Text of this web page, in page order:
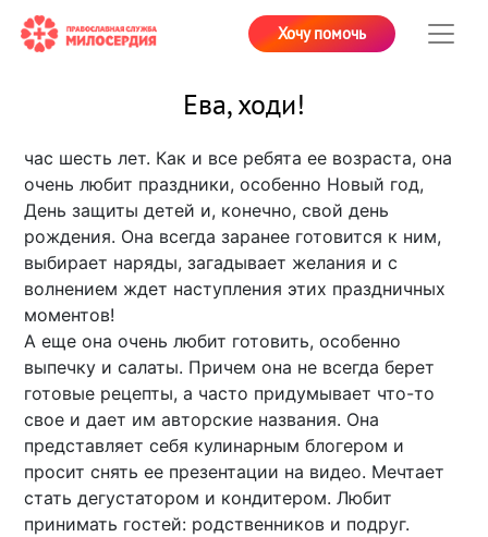
Хочу помочь
Ева, ходи!
час шесть лет. Как и все ребята ее возраста, она
очень любит праздники, особенно Новый год,
День защиты детей и, конечно, свой день
рождения. Она всегда заранее готовится к ним,
выбирает наряды, загадывает желания и с
волнением ждет наступления этих праздничных
моментов!
А еще она очень любит готовить, особенно
выпечку и салаты. Причем она не всегда берет
готовые рецепты, а часто придумывает что-то
свое и дает им авторские названия. Она
представляет себя кулинарным блогером и
просит снять ее презентации на видео. Мечтает
стать дегустатором и кондитером. Любит
принимать гостей: родственников и подруг.